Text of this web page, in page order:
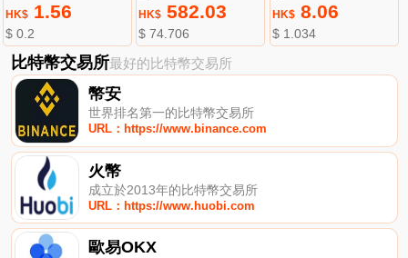
HK$1.56
$ 0.2
HK$ 582.03
$ 74.706
HK$8.06
$ 1.034
比特幣交易所最好的比特幣交易所
幣安
世界排名第一的比特幣交易所
URL：https://www.binance.com
火幣
成立於2013年的比特幣交易所
URL：https://www.huobi.com
歐易OKX